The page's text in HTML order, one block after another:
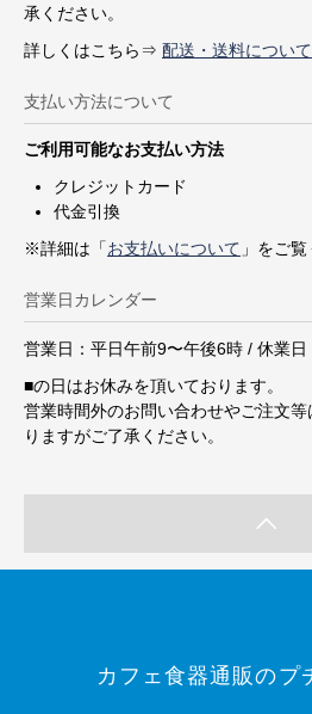
承ください。
詳しくはこちら⇒ 配送・送料について
支払い方法について
ご利用可能なお支払い方法
クレジットカード
代金引換
※詳細は「お支払いについて 」をご覧
営業日カレンダー
営業日：平日午前9〜午後6時 / 休業日
■の日はお休みを頂いております。
営業時間外のお問い合わせやご注文
りますがご了承ください。
カフェ食器通販のプ